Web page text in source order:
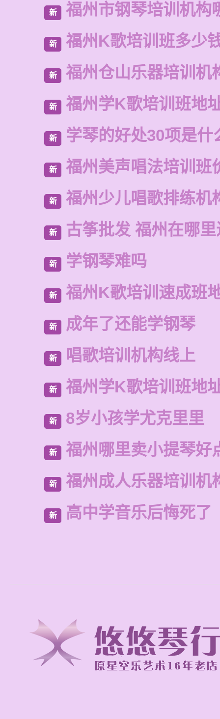
新 福州市钢琴培训机构
新 福州K歌培训班多少
新 福州仓山乐器培训机
新 福州学K歌培训班地
新 学琴的好处30项是什
新 福州美声唱法培训班
新 福州少儿唱歌排练机
新 古筝批发 福州在哪
新 学钢琴难吗
新 福州K歌培训速成班
新 成年了还能学钢琴
新 唱歌培训机构线上
新 福州学K歌培训班地
新 8岁小孩学尤克里里
新 福州哪里卖小提琴好
新 福州成人乐器培训机
新 高中学音乐后悔死了